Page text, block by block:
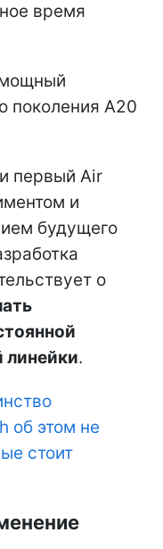
время
поколения A20
первый Air
и
будущего
о
линейки.
об этом не
стоит